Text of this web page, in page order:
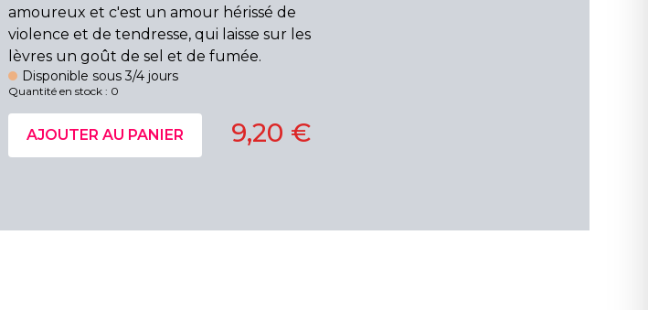
amoureux et c'est un amour hérissé de
violence et de tendresse, qui laisse sur les
lèvres un goût de sel et de fumée.
Disponible sous 3/4 jours
Quantité en stock : 0
9,20 €
AJOUTER AU PANIER